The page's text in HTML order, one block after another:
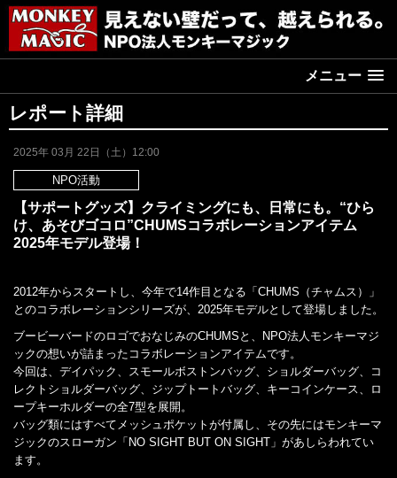
メニュー
レポート詳細
2025年 03月 22日（土）12:00
NPO活動
【サポートグッズ】クライミングにも、日常にも。“ひら
け、あそびゴコロ”CHUMSコラボレーションアイテム
2025年モデル登場！
2012年からスタートし、今年で14作目となる「CHUMS（チャムス）」
とのコラボレーションシリーズが、2025年モデルとして登場しました。
ブービーバードのロゴでおなじみのCHUMSと、NPO法人モンキーマジ
ックの想いが詰まったコラボレーションアイテムです。
今回は、デイパック、スモールボストンバッグ、ショルダーバッグ、コ
レクトショルダーバッグ、ジップトートバッグ、キーコインケース、ロ
ープキーホルダーの全7型を展開。
バッグ類にはすべてメッシュポケットが付属し、その先にはモンキーマ
ジックのスローガン「NO SIGHT BUT ON SIGHT」があしらわれてい
ます。